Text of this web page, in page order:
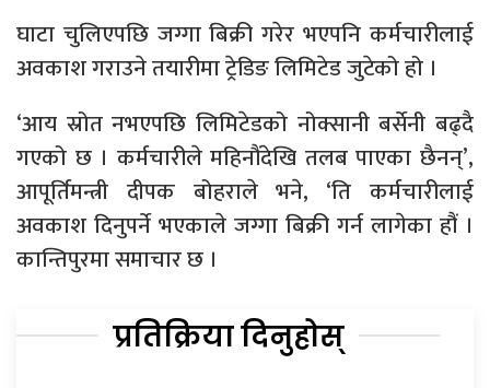
घाटा चुलिएपछि जग्गा बिक्री गरेर भएपनि कर्मचारीलाई
अवकाश गराउने तयारीमा ट्रेडिङ लिमिटेड जुटेको हो ।
‘आय स्रोत नभएपछि लिमिटेडको नोक्सानी बर्सेनी बढ्दै
गएको छ । कर्मचारीले महिनौंदेखि तलब पाएका छैनन्’,
आपूर्तिमन्त्री दीपक बोहराले भने, ‘ति कर्मचारीलाई
अवकाश दिनुपर्ने भएकाले जग्गा बिक्री गर्न लागेका हौं ।
कान्तिपुरमा समाचार छ ।
प्रतिक्रिया दिनुहोस्